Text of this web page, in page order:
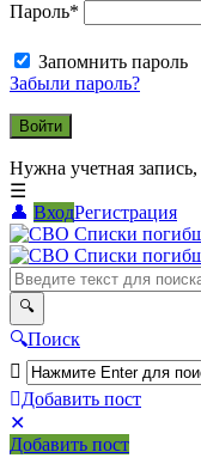
Пароль*
Запомнить пароль
Забыли пароль?
Нужна учетная запись,
ВходРегистрация
СВО
Списки
погибших
2022-
2026,
Новости
СВО
Поиск
Добавить пост
Мобильное
меню
Добавить пост